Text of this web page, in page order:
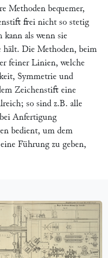
Methoden bequemer,
frei nicht so stetig
als wenn sie
hält. Die Methoden, beim
feiner Linien, welche
Symmetrie und
Zeichenstift eine
so sind z.B. alle
Anfertigung
bedient, um dem
Führung zu geben,